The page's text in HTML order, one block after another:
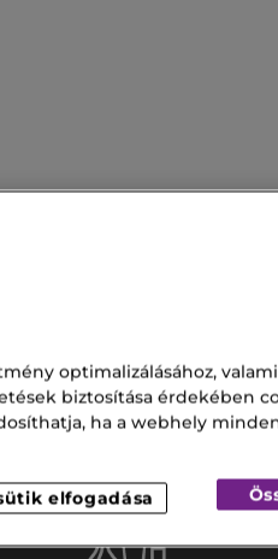
Prada Toilette
optimalizálásához,
biztosítása érdekében
ha a webhely
elfogadása